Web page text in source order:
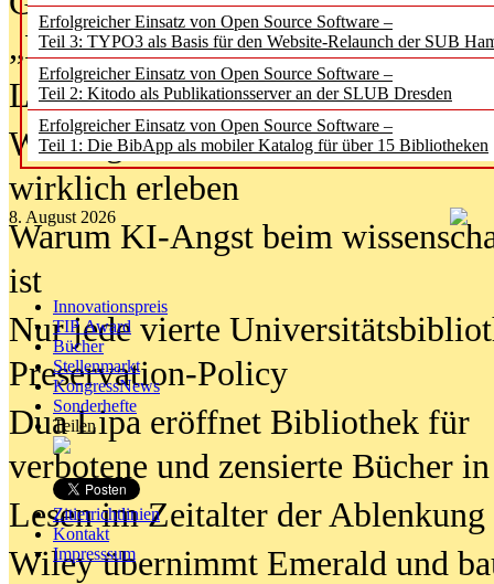
Erfolgreicher Einsatz von Open Source Software –
Teil 3: TYPO3 als Basis für den Website-Relaunch der SUB
Erfolgreicher Einsatz von Open Source Software –
Teil 2: Kitodo als Publikationsserver an der SLUB Dresden
Erfolgreicher Einsatz von Open Source Software –
Teil 1: Die BibApp als mobiler Katalog für über 15 Bibliotheken
8. August 2026
Innovationspreis
TIP Award
Bücher
Stellenmarkt
KongressNews
Sonderhefte
Teilen
Zitierrichtlinien
Kontakt
Impresssum
„Library of Things“ unterwegs
Lesen als Infrastrukturaufgabe
Wie Jugendliche Social Media
wirklich erleben
Warum KI-Angst beim
ist
Nur jede vierte
Preservation-Policy
Dua Lipa eröffnet Bibliothek für
verbotene und zensierte Bücher
Lesen im Zeitalter der Ablenkung
Wiley übernimmt Emerald und